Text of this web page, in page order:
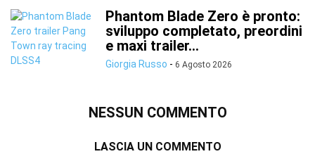
Phantom Blade Zero è pronto:
sviluppo completato, preordini
e maxi trailer...
Giorgia Russo - 6 Agosto 2026
NESSUN COMMENTO
LASCIA UN COMMENTO